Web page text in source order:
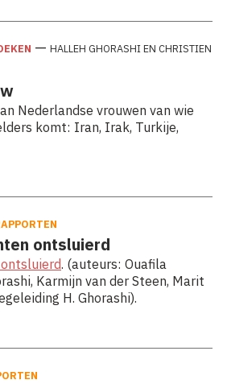
— HALLEH GHORASHI EN CHRISTIEN
Nederlandse vrouwen van wie
komt: Iran, Irak, Turkije,
ontsluierd
. (auteurs: Ouafila
Karmijn van der Steen, Marit
H. Ghorashi).